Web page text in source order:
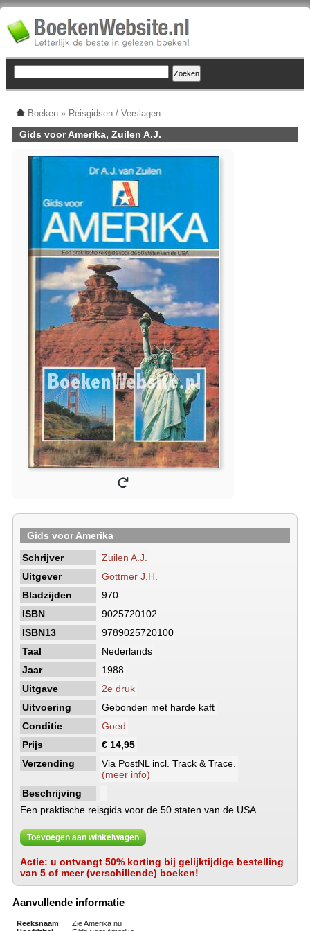
Boeken » Reisgidsen / Verslagen
Gids voor Amerika, Zuilen A.J.
Gids voor Amerika
Schrijver
Zuilen A.J.
Uitgever
Gottmer J.H.
Bladzijden
970
ISBN
9025720102
ISBN13
9789025720100
Taal
Nederlands
Jaar
1988
Uitgave
2e druk
Uitvoering
Gebonden met harde kaft
Conditie
Goed
Prijs
€ 14,95
Verzending
Via PostNL incl. Track & Trace.
(meer info)
Beschrijving
Een praktische reisgids voor de 50 staten van de USA.
Toevoegen aan winkelwagen
Actie: u ontvangt 50% korting bij gelijktijdige bestelling
van 5 of meer (verschillende) boeken!
Aanvullende informatie
Reeksnaam
Zie Amerika nu